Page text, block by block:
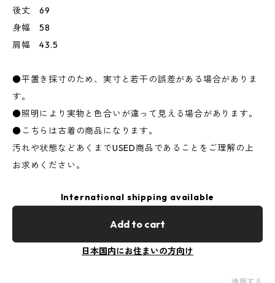
後丈 69
身幅 58
肩幅 43.5
●平置き採寸のため、実寸と若干の誤差がある場合がありま
す。
●照明により実物と色合いが違って見える場合があります。
●こちらは古着の商品になります。
汚れや状態などあくまでUSED商品であることをご理解の上
お求めください。
International shipping available
Add to cart
日本国内にお住まいの方向け